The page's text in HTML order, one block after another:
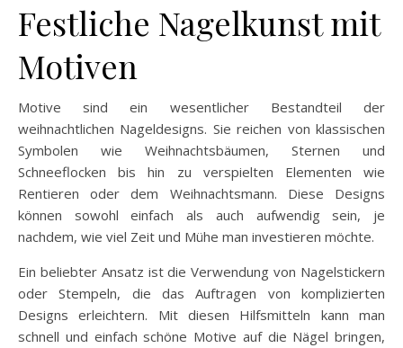
Festliche Nagelkunst mit
Motiven
Motive sind ein wesentlicher Bestandteil der
weihnachtlichen Nageldesigns. Sie reichen von klassischen
Symbolen wie Weihnachtsbäumen, Sternen und
Schneeflocken bis hin zu verspielten Elementen wie
Rentieren oder dem Weihnachtsmann. Diese Designs
können sowohl einfach als auch aufwendig sein, je
nachdem, wie viel Zeit und Mühe man investieren möchte.
Ein beliebter Ansatz ist die Verwendung von Nagelstickern
oder Stempeln, die das Auftragen von komplizierten
Designs erleichtern. Mit diesen Hilfsmitteln kann man
schnell und einfach schöne Motive auf die Nägel bringen,